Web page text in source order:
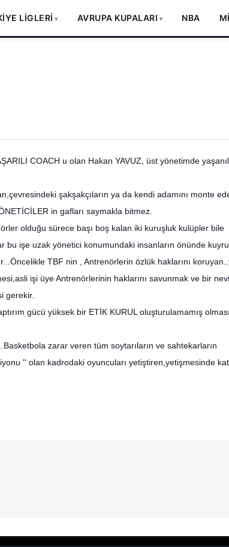
LİGLERİ AVRUPA KUPALARI NBA
COACH u olan Hakan YAVUZ, üst yönetimde
şakşakçıların ya da kendi adamını monte
in gafları saymakla bitmez.
olduğu sürece başı boş kalan iki kuruşluk kulüpler bile
işe uzak yönetici konumundaki insanların önünde
TBF nin , Antrenörlerin özlük haklarını
işi üye Antrenörlerinin haklarını savunmak ve bir
gerekir.
gücü yüksek bir ETİK KURUL oluşturulamamış
zarar veren tüm soytarıların ve sahtekarların
'' olan kadrodaki oyuncuları yetiştiren,yetişmesinde